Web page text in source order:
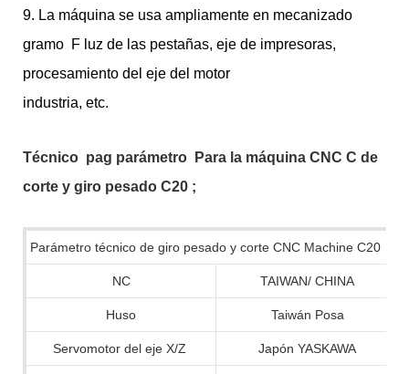
9. La máquina se usa ampliamente en mecanizado
gramo F luz de las pestañas, eje de impresoras,
procesamiento del eje del motor
industria, etc.
Técnico pag parámetro
Para la máquina CNC C de
corte y giro pesado C20 ;
Parámetro técnico de giro pesado y corte CNC Machine C20
NC TAIWAN/ CHINA
Huso Taiwán Posa
Servomotor del eje X/Z Japón YASKAWA